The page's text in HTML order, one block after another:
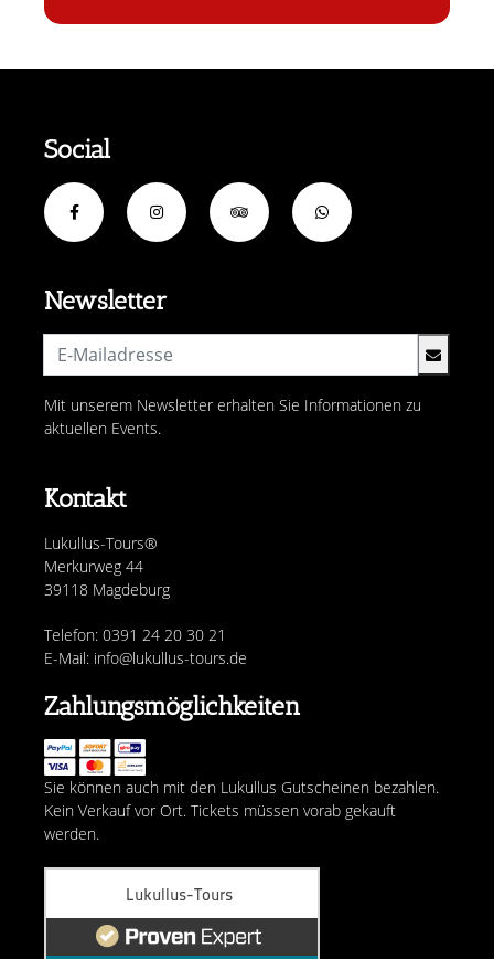
Kontakt
Lukullus-Tours®
Merkurweg 44
39118 Magdeburg
Telefon: 0391 24 20 30 21
E-Mail: info@lukullus-tours.de
Newsletter
Mit unserem Newsletter erhalten Sie Informationen zu
aktuellen Events.
Social
Zahlungsmöglichkeiten
Sie können auch mit den Lukullus Gutscheinen bezahlen.
Kein Verkauf vor Ort. Tickets müssen vorab gekauft
werden.